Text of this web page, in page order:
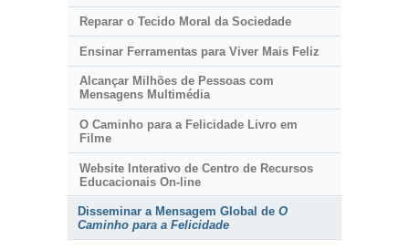
Reparar o Tecido Moral da Sociedade
Ensinar Ferramentas para Viver Mais Feliz
Alcançar Milhões de Pessoas com
Mensagens Multimédia
O Caminho para a Felicidade Livro em
Filme
Website Interativo de Centro de Recursos
Educacionais On-line
Disseminar a Mensagem Global de O
Caminho para a Felicidade